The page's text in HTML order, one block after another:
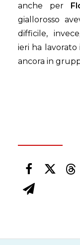
anche per
giallorosso
difficile,
ieri ha
ancora in